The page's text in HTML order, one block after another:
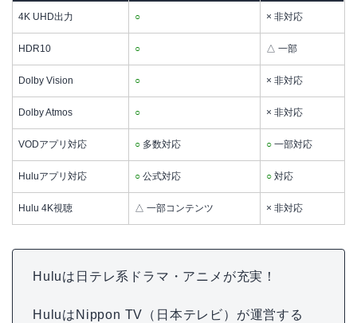
4K UHD出力 ○ × 非対応
HDR10 ○ △ 一部
Dolby Vision ○ × 非対応
Dolby Atmos ○ × 非対応
VODアプリ対応 ○ 多数対応 ○ 一部対応
Huluアプリ対応 ○ 公式対応 ○ 対応
Hulu 4K視聴 △ 一部コンテンツ × 非対応
Huluは日テレ系ドラマ・アニメが充実！
HuluはNippon TV（日本テレビ）が運営する